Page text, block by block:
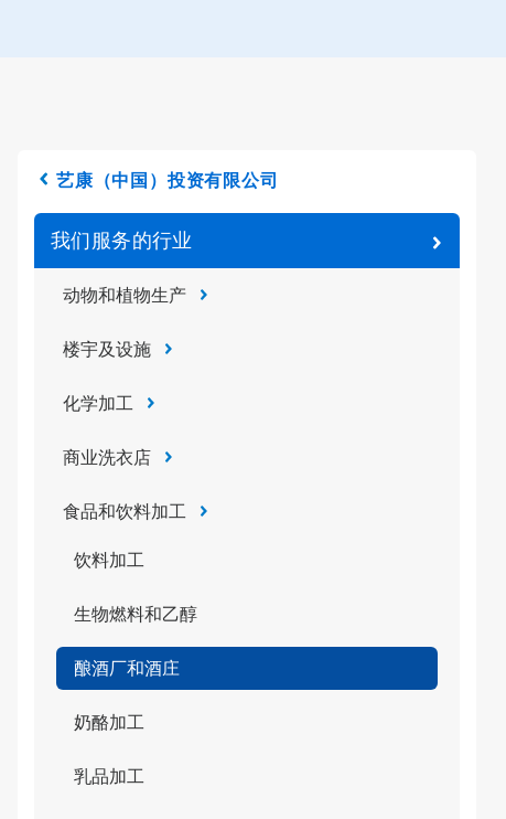
艺康（中国）投资有限公司
我们服务的行业
动物和植物生产
楼宇及设施
化学加工
商业洗衣店
食品和饮料加工
饮料加工
生物燃料和乙醇
酿酒厂和酒庄
奶酪加工
乳品加工